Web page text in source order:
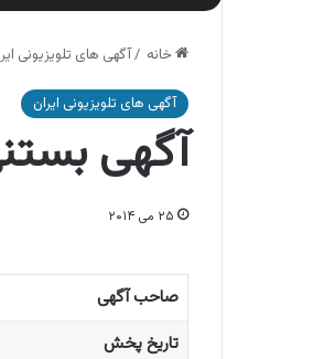
خانه /آگهی های تلویزیونی
آگهی های تلویزیونی ایران
آگهی
۲۵ می ۲۰۱۴
صاحب آگهی
تاریخ پخش